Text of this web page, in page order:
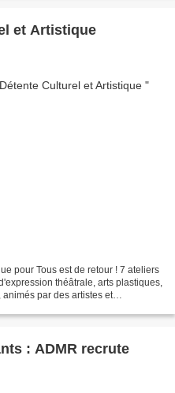
et Artistique
pour Tous est de retour ! 7 ateliers
théâtrale, arts plastiques,
animés par des artistes et
: ADMR recrute